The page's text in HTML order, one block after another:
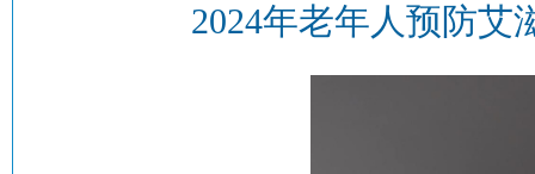
2024年老年人预防艾